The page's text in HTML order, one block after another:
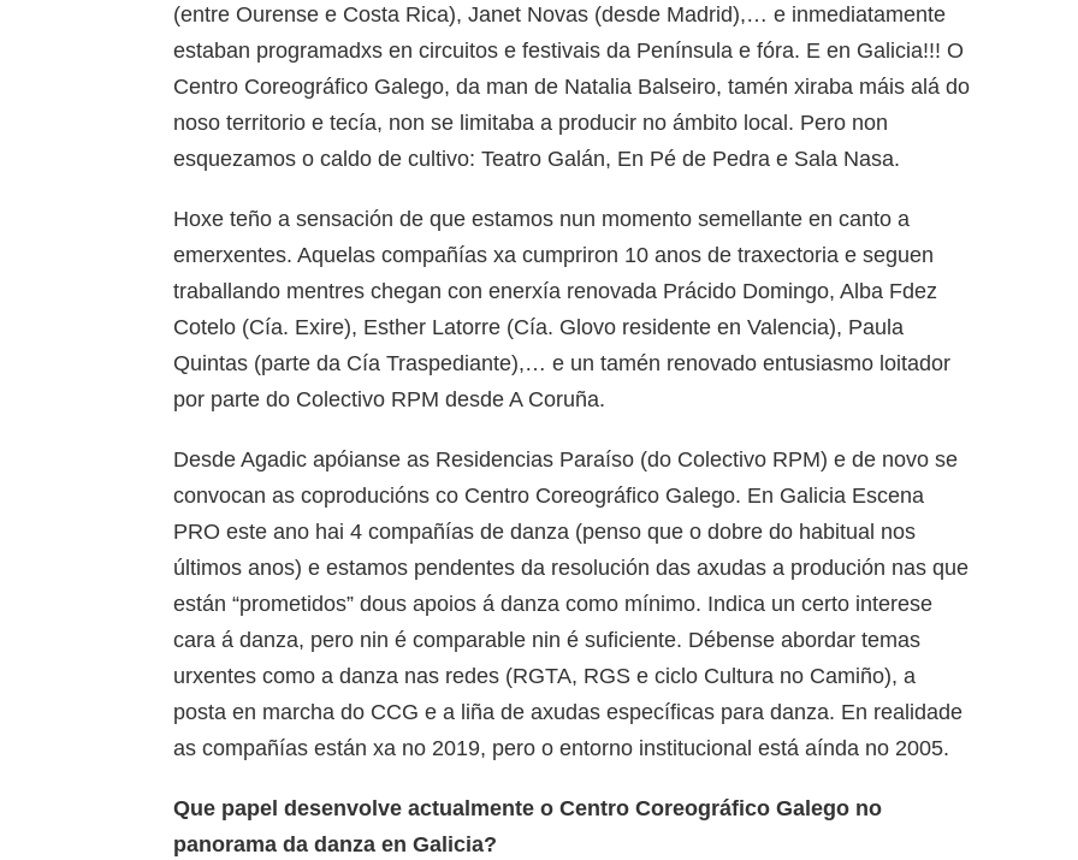
(entre Ourense e Costa Rica), Janet Novas (desde Madrid),… e inmediatamente
estaban programadxs en circuitos e festivais da Península e fóra. E en Galicia!!! O
Centro Coreográfico Galego, da man de Natalia Balseiro, tamén xiraba máis alá do
noso territorio e tecía, non se limitaba a producir no ámbito local. Pero non
esquezamos o caldo de cultivo: Teatro Galán, En Pé de Pedra e Sala Nasa.
Hoxe teño a sensación de que estamos nun momento semellante en canto a
emerxentes. Aquelas compañías xa cumpriron 10 anos de traxectoria e seguen
traballando mentres chegan con enerxía renovada Prácido Domingo, Alba Fdez
Cotelo (Cía. Exire), Esther Latorre (Cía. Glovo residente en Valencia), Paula
Quintas (parte da Cía Traspediante),… e un tamén renovado entusiasmo loitador
por parte do Colectivo RPM desde A Coruña.
Desde Agadic apóianse as Residencias Paraíso (do Colectivo RPM) e de novo se
convocan as coproducións co Centro Coreográfico Galego. En Galicia Escena
PRO este ano hai 4 compañías de danza (penso que o dobre do habitual nos
últimos anos) e estamos pendentes da resolución das axudas a produción nas que
están “prometidos” dous apoios á danza como mínimo. Indica un certo interese
cara á danza, pero nin é comparable nin é suficiente. Débense abordar temas
urxentes como a danza nas redes (RGTA, RGS e ciclo Cultura no Camiño), a
posta en marcha do CCG e a liña de axudas específicas para danza. En realidade
as compañías están xa no 2019, pero o entorno institucional está aínda no 2005.
Que papel desenvolve actualmente o Centro Coreográfico Galego no
panorama da danza en Galicia?